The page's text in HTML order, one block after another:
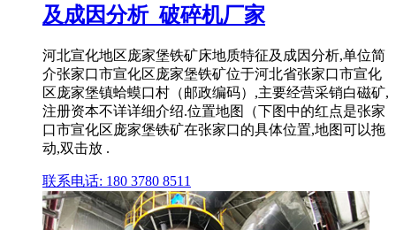
及成因分析_破碎机厂家
河北宣化地区庞家堡铁矿床地质特征及成因分析,单位简
介张家口市宣化区庞家堡铁矿位于河北省张家口市宣化
区庞家堡镇蛤蟆口村（邮政编码）,主要经营采销白磁矿,
注册资本不详详细介绍.位置地图（下图中的红点是张家
口市宣化区庞家堡铁矿在张家口的具体位置,地图可以拖
动,双击放 .
联系电话: 180 3780 8511